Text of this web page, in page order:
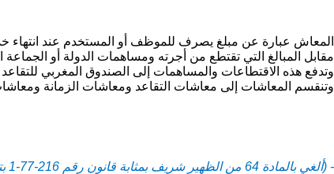
المعاش عبارة عن مبلغ يصرف للموظف أو المستخدم عند انتهاء
مقابل المبالغ التي تقتطع من أجرته ومساهمات الدولة أو الجماعة
وتدفع هذه الاقتطاعات والمساهمات إلى الصندوق المغربي
وتنقسم المعاشات إلى معاشات التقاعد ومعاشات الزمانة